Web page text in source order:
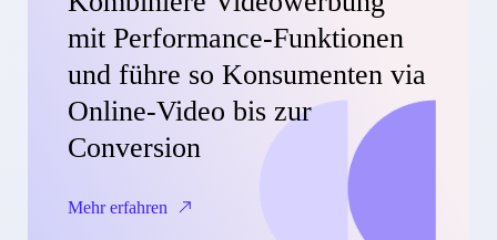
mit Performance-Funktionen
und führe so Konsumenten via
Online-Video bis zur
Conversion
Mehr erfahren